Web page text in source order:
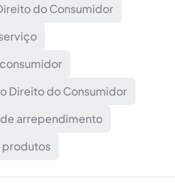
do Consumidor
Direito do Consumidor
arrependimento
produtos